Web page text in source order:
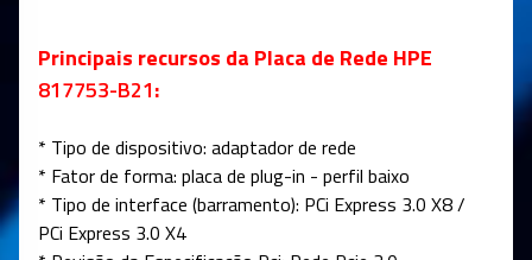
Principais recursos da Placa de Rede HPE
817753-B21:
* Tipo de dispositivo: adaptador de rede
* Fator de forma: placa de plug-in - perfil baixo
* Tipo de interface (barramento): PCi Express 3.0 X8 /
PCi Express 3.0 X4